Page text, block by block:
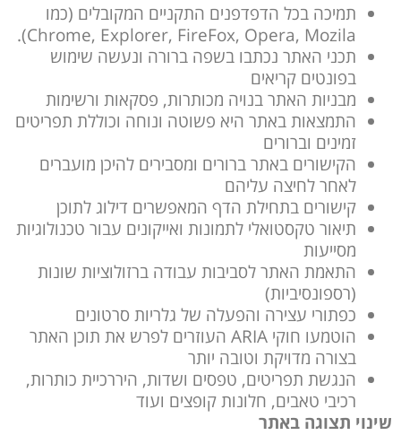
תמיכה בכל הדפדפנים התקניים המקובלים (כמו
Chrome, Explorer, FireFox, Opera, Mozila).
תכני האתר נכתבו בשפה ברורה ונעשה שימוש
בפונטים קריאים
מבניות האתר בנויה מכותרות, פסקאות ורשימות
התמצאות באתר היא פשוטה ונוחה וכוללת תפריטים
זמינים וברורים
הקישורים באתר ברורים ומסבירים להיכן מועברים
לאחר לחיצה עליהם
קישורים בתחילת הדף המאפשרים דילוג לתוכן
תיאור טקסטואלי לתמונות ואייקונים עבור טכנולוגיות
מסייעות
התאמת האתר לסביבות עבודה ברזולוציות שונות
(רספונסיביות)
כפתורי עצירה והפעלה של גלריות סרטונים
הוטמעו חוקי ARIA העוזרים לפרש את תוכן האתר
בצורה מדויקת וטובה יותר
הנגשת תפריטים, טפסים ושדות, היררכיית כותרות,
רכיבי טאבים, חלונות קופצים ועוד
שינוי תצוגה באתר